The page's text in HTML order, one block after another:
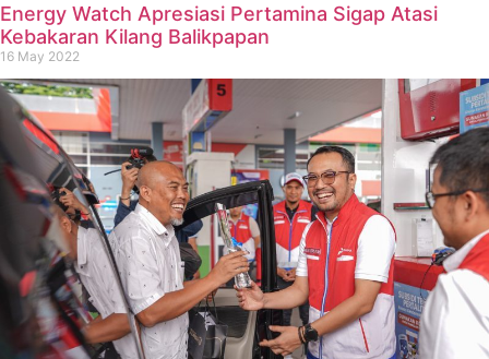
Energy Watch Apresiasi Pertamina Sigap Atasi
Kebakaran Kilang Balikpapan
16 May 2022